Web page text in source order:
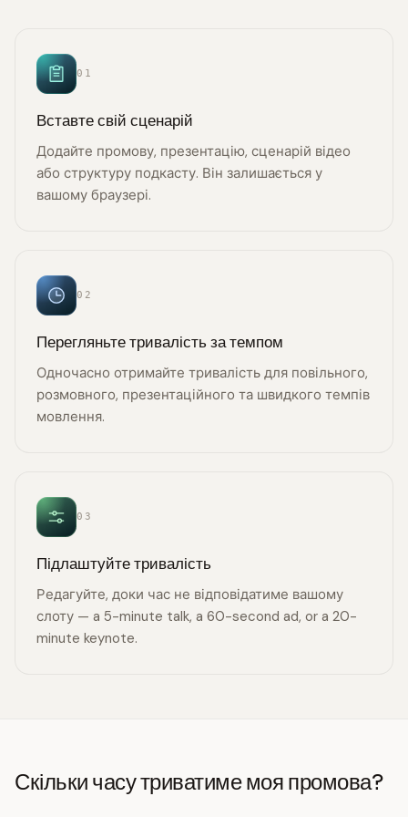
01
Вставте свій сценарій
Додайте промову, презентацію, сценарій відео
або структуру подкасту. Він залишається у
вашому браузері.
02
Перегляньте тривалість за темпом
Одночасно отримайте тривалість для повільного,
розмовного, презентаційного та швидкого темпів
мовлення.
03
Підлаштуйте тривалість
Редагуйте, доки час не відповідатиме вашому
слоту — a 5-minute talk, a 60-second ad, or a 20-
minute keynote.
Скільки часу триватиме моя промова?